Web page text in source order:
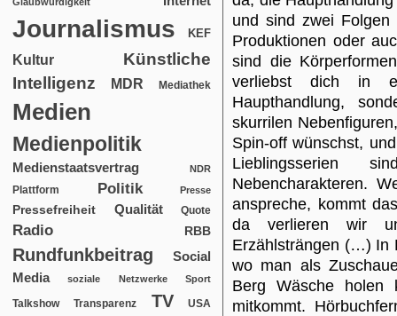
Journalismus KEF
Kultur
Künstliche
Intelligenz
MDR Mediathek
Medien
Medienpolitik
Medienstaatsvertrag NDR
Plattform Politik Presse
Pressefreiheit Qualität Quote
Radio RBB
Rundfunkbeitrag
Social
Media
soziale Netzwerke Sport
Talkshow Transparenz TV USA
und sind zwei Folgen
Produktionen oder
sind die
verliebst dich in
Haupthandlung,
skurrilen
Spin-off wünschst,
Lieblingsserien
Nebencharakteren.
anspreche, kommt
da verlieren wir
Erzählsträngen (…) In
wo man als
Berg Wäsche holen
mitkommt.